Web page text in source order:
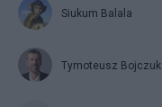
Siukum Balala
Tymoteusz Bojczuk